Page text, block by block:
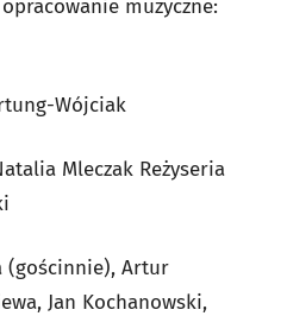
muzyczne:
Wójciak
Mleczak Reżyseria
(gościnnie), Artur
Jan Kochanowski,